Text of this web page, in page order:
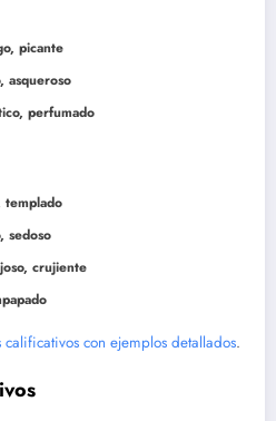
picante
asqueroso
perfumado
templado
sedoso
crujiente
calificativos con ejemplos detallados.